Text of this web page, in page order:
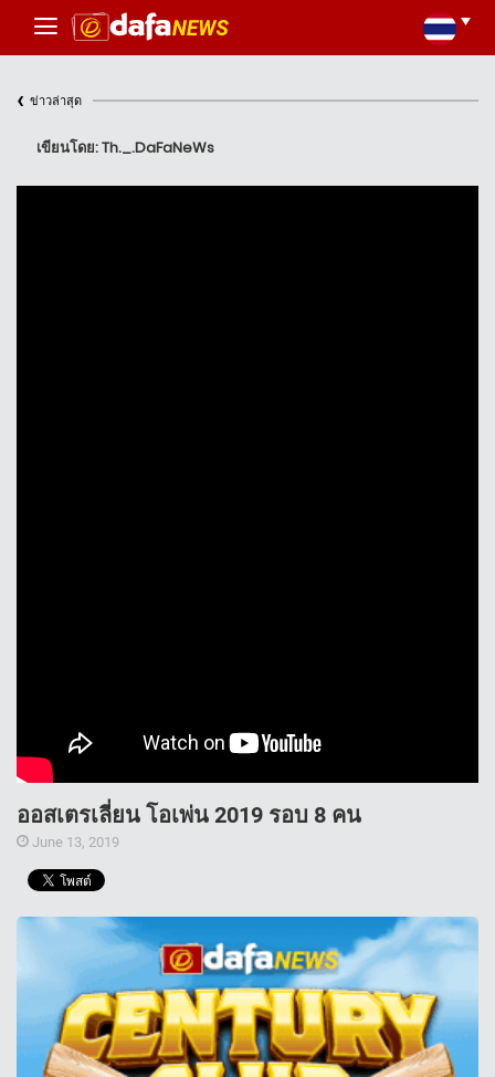
‹ ข่าวล่าสุด
เขียนโดย: Th._.DaFaNeWs
ออสเตรเลี่ยน โอเพ่น 2019 รอบ 8 คน
June 13, 2019